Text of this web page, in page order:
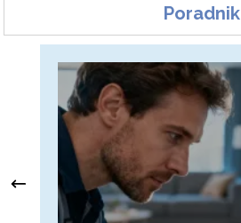
Poradnik